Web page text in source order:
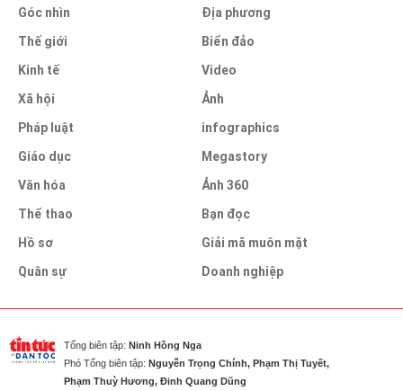
Góc nhìn
Thế giới
Kinh tế
Xã hội
Pháp luật
Giáo dục
Văn hóa
Thể thao
Hồ sơ
Quân sự
Địa phương
Biển đảo
Video
Ảnh
infographics
Megastory
Ảnh 360
Bạn đọc
Giải mã muôn mặt
Doanh nghiệp
Tổng biên tập: Ninh Hồng Nga
Phó Tổng biên tập: Nguyễn Trọng Chính, Phạm Thị Tuyết,
Phạm Thuỳ Hương, Đinh Quang Dũng